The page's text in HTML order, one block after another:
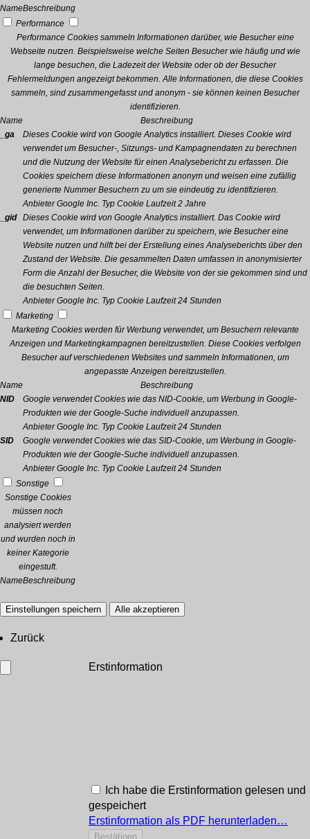
NameBeschreibung
Performance
Performance Cookies sammeln Informationen darüber, wie Besucher eine
Webseite nutzen. Beispielsweise welche Seiten Besucher wie häufig und wie
lange besuchen, die Ladezeit der Website oder ob der Besucher
Fehlermeldungen angezeigt bekommen. Alle Informationen, die diese Cookies
sammeln, sind zusammengefasst und anonym - sie können keinen Besucher
identifizieren.
Name
Beschreibung
_ga
Dieses Cookie wird von Google Analytics installiert. Dieses Cookie wird
verwendet um Besucher-, Sitzungs- und Kampagnendaten zu berechnen
und die Nutzung der Website für einen Analysebericht zu erfassen. Die
Cookies speichern diese Informationen anonym und weisen eine zufällig
generierte Nummer Besuchern zu um sie eindeutig zu identifizieren.
Anbieter Google Inc. Typ Cookie Laufzeit 2 Jahre
_gid
Dieses Cookie wird von Google Analytics installiert. Das Cookie wird
verwendet, um Informationen darüber zu speichern, wie Besucher eine
Website nutzen und hilft bei der Erstellung eines Analyseberichts über den
Zustand der Website. Die gesammelten Daten umfassen in anonymisierter
Form die Anzahl der Besucher, die Website von der sie gekommen sind und
die besuchten Seiten.
Anbieter Google Inc. Typ Cookie Laufzeit 24 Stunden
Marketing
Marketing Cookies werden für Werbung verwendet, um Besuchern relevante
Anzeigen und Marketingkampagnen bereitzustellen. Diese Cookies verfolgen
Besucher auf verschiedenen Websites und sammeln Informationen, um
angepasste Anzeigen bereitzustellen.
Name
Beschreibung
NID
Google verwendet Cookies wie das NID-Cookie, um Werbung in Google-
Produkten wie der Google-Suche individuell anzupassen.
Anbieter Google Inc. Typ Cookie Laufzeit 24 Stunden
SID
Google verwendet Cookies wie das SID-Cookie, um Werbung in Google-
Produkten wie der Google-Suche individuell anzupassen.
Anbieter Google Inc. Typ Cookie Laufzeit 24 Stunden
Sonstige
Sonstige Cookies
müssen noch
analysiert werden
und wurden noch in
keiner Kategorie
eingestuft.
NameBeschreibung
Einstellungen speichern Alle akzeptieren
Zurück
Erstinformation
Ich habe die Erstinformation gelesen und
gespeichert
Erstinformation als PDF herunterladen…
Bestätigen